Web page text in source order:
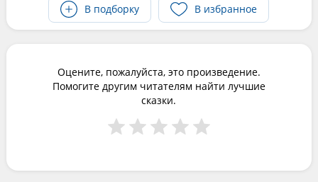
В подборку
В избранное
Оцените, пожалуйста, это произведение.
Помогите другим читателям найти лучшие
сказки.